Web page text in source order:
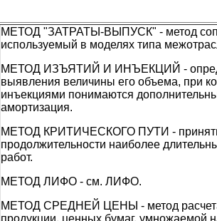
МЕТОД "ЗАТРАТЫ-ВЫПУСК" - метод
используемый в моделях типа
МЕТОД ИЗЪЯТИЙ И ИНЪЕКЦИЙ -
выявления величины его объема, при
инъекциями понимаются
амортизация.
МЕТОД КРИТИЧЕСКОГО ПУТИ -
продолжительности наиболее
работ.
МЕТОД ЛИФО - см. ЛИФО.
МЕТОД СРЕДНЕЙ ЦЕНЫ - метод расчета
продукции, ценных бумаг, умножаемой